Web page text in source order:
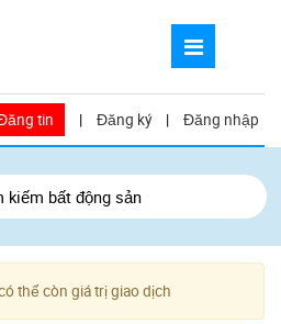
tin | Đăng ký | Đăng nhập
kiếm bất động sản
thể còn giá trị giao dịch